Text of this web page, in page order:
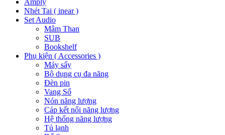
Amply
Nhét Tai ( inear )
Set Audio
Mâm Than
SUB
Bookshelf
Phụ kiện ( Accessories )
Máy sấy
Bộ dụng cụ đa năng
Đèn pin
Vang Số
Nón năng lượng
Cáp kết nối năng lượng
Hệ thống năng lượng
Tủ lạnh